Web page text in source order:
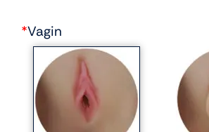
*Vagin